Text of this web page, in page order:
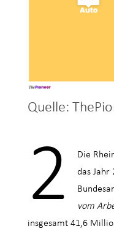
Quelle:
2
Die
das Jahr
vom
insgesamt 41,6